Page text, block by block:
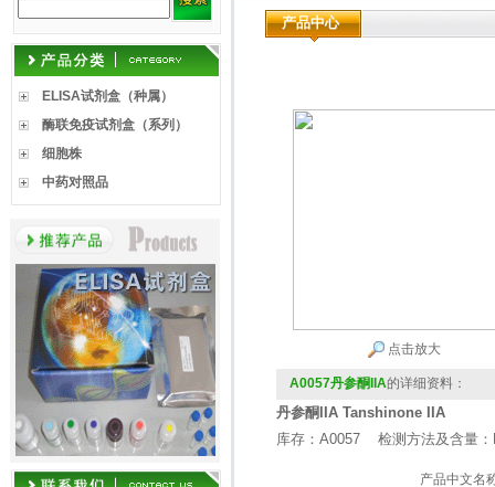
ELISA试剂盒（种属）
酶联免疫试剂盒（系列）
细胞株
中药对照品
产品中心
点击放大
A0057丹参酮IIA的详细资料：
丹参酮IIA Tanshinone IIA
库存：A0057 检测方法及含量
产品中文名